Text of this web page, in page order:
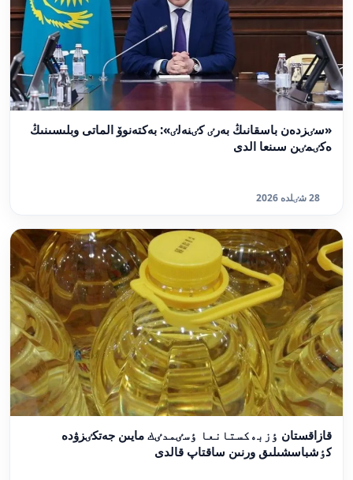
«سٸزدەن باسقانىڭ بەرٸ كٸنەلٸ»: بەكتەنوۆ الماتى وبلىسىنىڭ
ەكٸمٸن سىنعا الدى
28 شٸلدە 2026
قازاقستان ٶزبەكستانعا ٶسٸمدٸك مايىن جەتكٸزۋدە
كٶشباسشىلىق ورنىن ساقتاپ قالدى